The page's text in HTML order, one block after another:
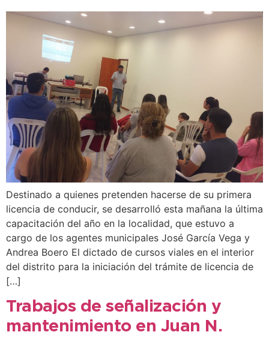
Destinado a quienes pretenden hacerse de su primera
licencia de conducir, se desarrolló esta mañana la última
capacitación del año en la localidad, que estuvo a
cargo de los agentes municipales José García Vega y
Andrea Boero El dictado de cursos viales en el interior
del distrito para la iniciación del trámite de licencia de
[…]
Trabajos de señalización y
mantenimiento en Juan N.